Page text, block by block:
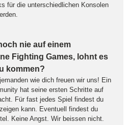
für die unterschiedlichen Konsolen
nie auf einem
Fighting Games, lohnt es
kommen?
wie dich freuen wir uns! Ein
hat seine ersten Schritte auf
Für fast jedes Spiel findest du
kann. Eventuell findest du
Keine Angst. Wir beissen nicht.